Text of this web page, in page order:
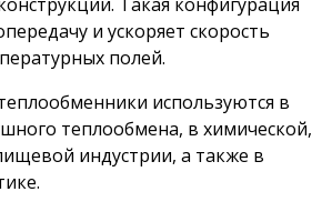
и ускоряет скорость
полей.
используются в
теплообмена, в химической,
индустрии, а также в